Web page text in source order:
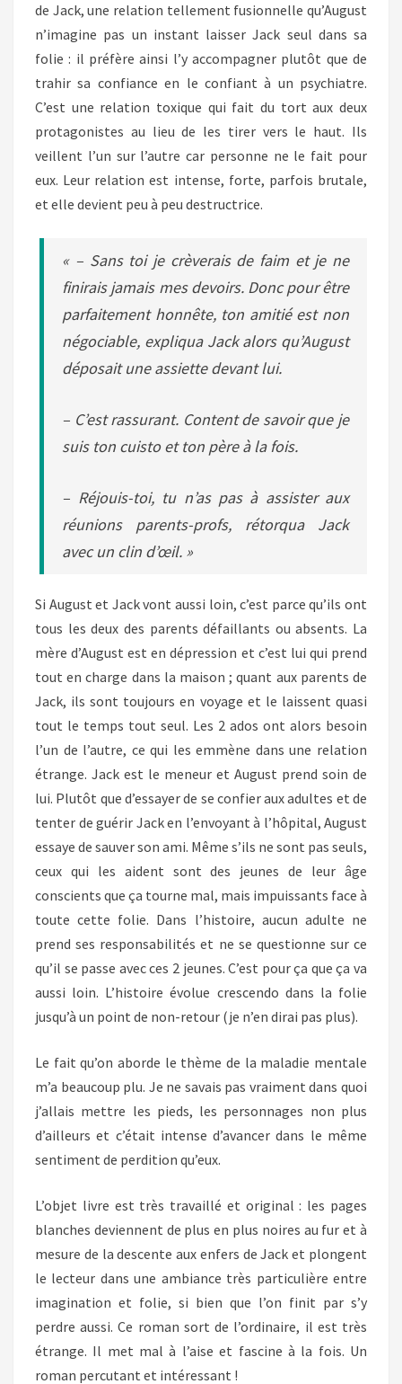
de Jack, une relation tellement fusionnelle qu’August
n’imagine pas un instant laisser Jack seul dans sa
folie : il préfère ainsi l’y accompagner plutôt que de
trahir sa confiance en le confiant à un psychiatre.
C’est une relation toxique qui fait du tort aux deux
protagonistes au lieu de les tirer vers le haut. Ils
veillent l’un sur l’autre car personne ne le fait pour
eux. Leur relation est intense, forte, parfois brutale,
et elle devient peu à peu destructrice.
« – Sans toi je crèverais de faim et je ne
finirais jamais mes devoirs. Donc pour être
parfaitement honnête, ton amitié est non
négociable, expliqua Jack alors qu’August
déposait une assiette devant lui.
– C’est rassurant. Content de savoir que je
suis ton cuisto et ton père à la fois.
– Réjouis-toi, tu n’as pas à assister aux
réunions parents-profs, rétorqua Jack
avec un clin d’œil. »
Si August et Jack vont aussi loin, c’est parce qu’ils ont
tous les deux des parents défaillants ou absents. La
mère d’August est en dépression et c’est lui qui prend
tout en charge dans la maison ; quant aux parents de
Jack, ils sont toujours en voyage et le laissent quasi
tout le temps tout seul. Les 2 ados ont alors besoin
l’un de l’autre, ce qui les emmène dans une relation
étrange. Jack est le meneur et August prend soin de
lui. Plutôt que d’essayer de se confier aux adultes et de
tenter de guérir Jack en l’envoyant à l’hôpital, August
essaye de sauver son ami. Même s’ils ne sont pas seuls,
ceux qui les aident sont des jeunes de leur âge
conscients que ça tourne mal, mais impuissants face à
toute cette folie. Dans l’histoire, aucun adulte ne
prend ses responsabilités et ne se questionne sur ce
qu’il se passe avec ces 2 jeunes. C’est pour ça que ça va
aussi loin. L’histoire évolue crescendo dans la folie
jusqu’à un point de non-retour (je n’en dirai pas plus).
Le fait qu’on aborde le thème de la maladie mentale
m’a beaucoup plu. Je ne savais pas vraiment dans quoi
j’allais mettre les pieds, les personnages non plus
d’ailleurs et c’était intense d’avancer dans le même
sentiment de perdition qu’eux.
L’objet livre est très travaillé et original : les pages
blanches deviennent de plus en plus noires au fur et à
mesure de la descente aux enfers de Jack et plongent
le lecteur dans une ambiance très particulière entre
imagination et folie, si bien que l’on finit par s’y
perdre aussi. Ce roman sort de l’ordinaire, il est très
étrange. Il met mal à l’aise et fascine à la fois. Un
roman percutant et intéressant !